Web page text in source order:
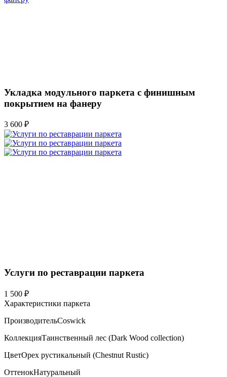
Укладка модульного паркета с финишным
покрытием на фанеру
3 600 ₽
Услуги по реставрации паркета
1 500 ₽
Характеристики паркета
ПроизводительCoswick
КоллекцияТаинственный лес (Dark Wood collection)
ЦветОрех рустикальный (Chestnut Rustic)
ОттенокНатуральный